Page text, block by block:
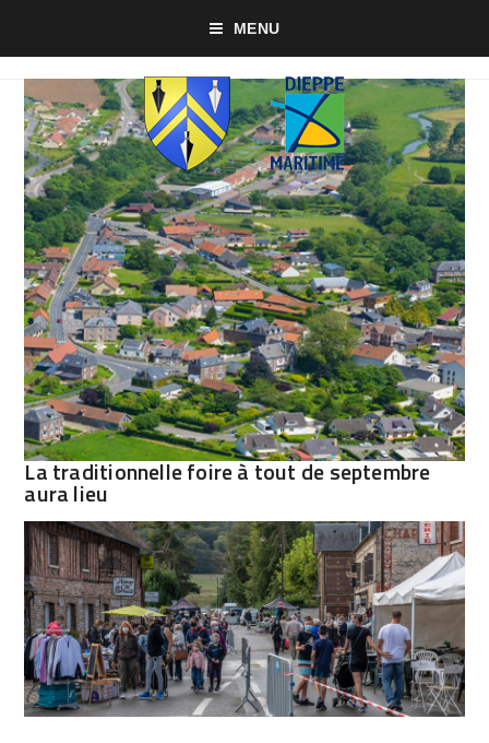
MENU
La traditionnelle foire à tout de septembre
aura lieu